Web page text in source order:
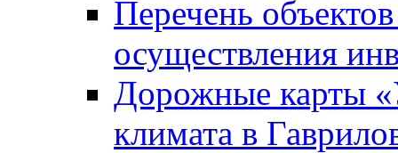
Перечень
осуществления
Дорожные карты
климата в